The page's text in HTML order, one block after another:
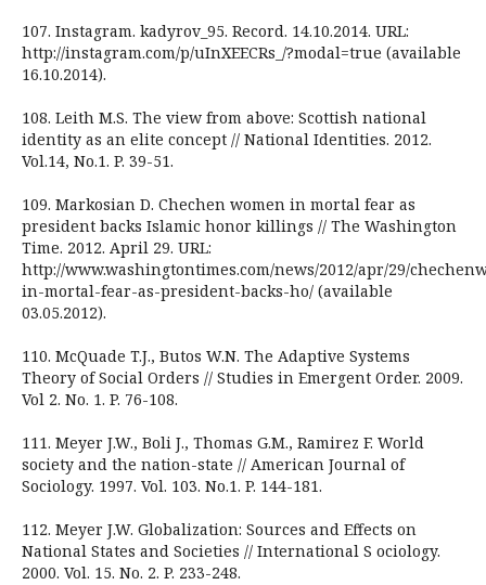
107. Instagram. kadyrov_95. Record. 14.10.2014. URL:
http://instagram.com/p/uInXEECRs_/?modal=true (available
16.10.2014).
108. Leith M.S. The view from above: Scottish national
identity as an elite concept // National Identities. 2012.
Vol.14, No.1. P. 39-51.
109. Markosian D. Chechen women in mortal fear as
president backs Islamic honor killings // The Washington
Time. 2012. April 29. URL:
http://www.washingtontimes.com/news/2012/apr/29/
in-mortal-fear-as-president-backs-ho/ (available
03.05.2012).
110. McQuade T.J., Butos W.N. The Adaptive Systems
Theory of Social Orders // Studies in Emergent Order. 2009.
Vol 2. No. 1. P. 76-108.
111. Meyer J.W., Boli J., Thomas G.M., Ramirez F. World
society and the nation-state // American Journal of
Sociology. 1997. Vol. 103. No.1. P. 144-181.
112. Meyer J.W. Globalization: Sources and Effects on
National States and Societies // International S ociology.
2000. Vol. 15. No. 2. P. 233-248.